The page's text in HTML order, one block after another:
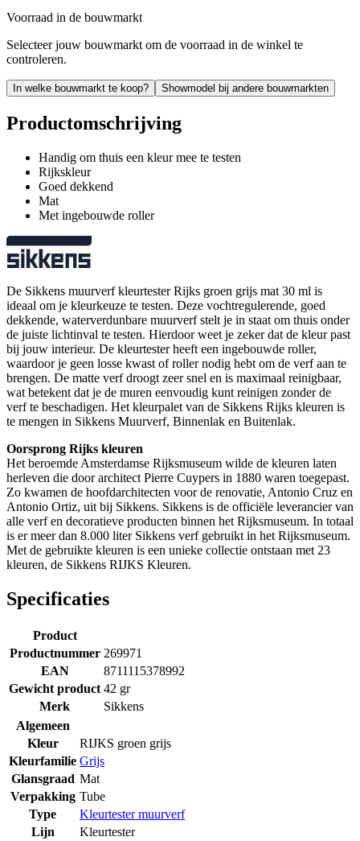
Voorraad in de bouwmarkt
Selecteer jouw bouwmarkt om de voorraad in de winkel te
controleren.
In welke bouwmarkt te koop? Showmodel bij andere bouwmarkten
Productomschrijving
Handig om thuis een kleur mee te testen
Rijkskleur
Goed dekkend
Mat
Met ingebouwde roller
De Sikkens muurverf kleurtester Rijks groen grijs mat 30 ml is
ideaal om je kleurkeuze te testen. Deze vochtregulerende, goed
dekkende, waterverdunbare muurverf stelt je in staat om thuis onder
de juiste lichtinval te testen. Hierdoor weet je zeker dat de kleur past
bij jouw interieur. De kleurtester heeft een ingebouwde roller,
waardoor je geen losse kwast of roller nodig hebt om de verf aan te
brengen. De matte verf droogt zeer snel en is maximaal reinigbaar,
wat betekent dat je de muren eenvoudig kunt reinigen zonder de
verf te beschadigen. Het kleurpalet van de Sikkens Rijks kleuren is
te mengen in Sikkens Muurverf, Binnenlak en Buitenlak.
Oorsprong Rijks kleuren
Het beroemde Amsterdamse Rijksmuseum wilde de kleuren laten
herleven die door architect Pierre Cuypers in 1880 waren toegepast.
Zo kwamen de hoofdarchitecten voor de renovatie, Antonio Cruz en
Antonio Ortiz, uit bij Sikkens. Sikkens is de officiële leverancier van
alle verf en decoratieve producten binnen het Rijksmuseum. In totaal
is er meer dan 8.000 liter Sikkens verf gebruikt in het Rijksmuseum.
Met de gebruikte kleuren is een unieke collectie ontstaan met 23
kleuren, de Sikkens RIJKS Kleuren.
Specificaties
Product
Productnummer 269971
EAN
8711115378992
Gewicht product 42 gr
Merk
Sikkens
Algemeen
Kleur
RIJKS groen grijs
Kleurfamilie Grijs
Glansgraad Mat
Verpakking Tube
Type
Kleurtester muurverf
Lijn
Kleurtester